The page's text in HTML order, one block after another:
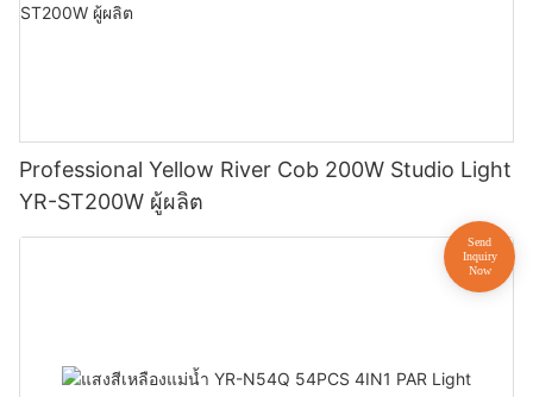
Professional Yellow River Cob 200W Studio Light
YR-ST200W ผู้ผลิต